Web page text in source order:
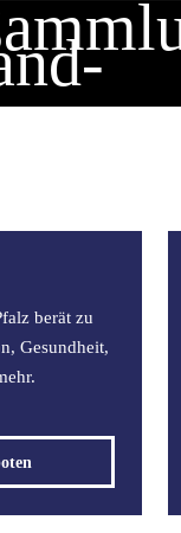
berät zu
Gesundheit,